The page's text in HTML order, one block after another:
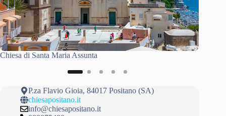
Chiesa di Santa Maria Assunta
P.za Flavio Gioia, 84017 Positano (SA)
chiesapositano.it
info@chiesapositano.it